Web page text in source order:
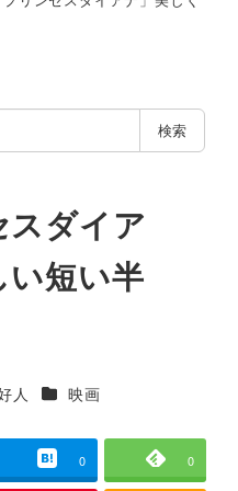
検索
ダイア
短い半
人 カテゴリー
映画
0 0